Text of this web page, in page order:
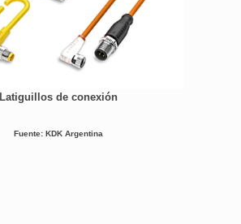
Latiguillos de conexión
Fuente: KDK Argentina